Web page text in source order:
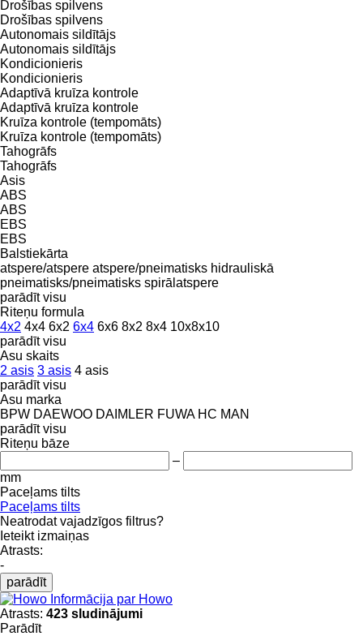
Drošības spilvens
Drošības spilvens
Autonomais sildītājs
Autonomais sildītājs
Kondicionieris
Kondicionieris
Adaptīvā kruīza kontrole
Adaptīvā kruīza kontrole
Kruīza kontrole (tempomāts)
Kruīza kontrole (tempomāts)
Tahogrāfs
Tahogrāfs
Asis
ABS
ABS
EBS
EBS
Balstiekārta
atspere/atspere atspere/pneimatisks hidrauliskā
pneimatisks/pneimatisks spirālatspere
parādīt visu
Riteņu formula
4x2 4x4 6x2 6x4 6x6 8x2 8x4 10x8x10
parādīt visu
Asu skaits
2 asis 3 asis 4 asis
parādīt visu
Asu marka
BPW DAEWOO DAIMLER FUWA HC MAN
parādīt visu
Riteņu bāze
–
mm
Paceļams tilts
Paceļams tilts
Neatrodat vajadzīgos filtrus?
Ieteikt izmaiņas
Atrasts:
-
parādīt
Informācija par Howo
Atrasts: 423 sludinājumi
Parādīt